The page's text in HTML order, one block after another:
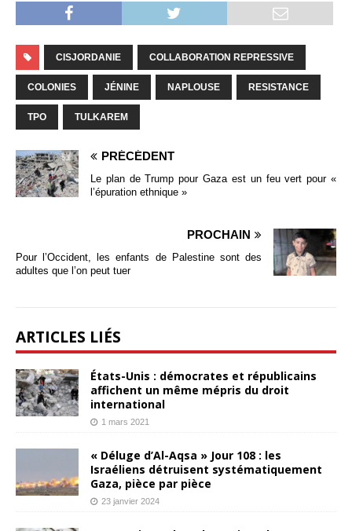
CISJORDANIE COLLABORATION REPRESSIVE
COLONIES JÉNINE NAPLOUSE RESISTANCE
TPO TULKAREM
PRÉCÉDENT
Le plan de Trump pour Gaza est un feu vert pour «
l’épuration ethnique »
PROCHAIN
Pour l’Occident, les enfants de Palestine sont des
adultes que l’on peut tuer
ARTICLES LIÉS
États-Unis : démocrates et républicains
affichent un même mépris du droit
international
1 mars 2021
« Déluge d’Al-Aqsa » Jour 108 : les
Israéliens détruisent systématiquement
Gaza, pièce par pièce
23 janvier 2024